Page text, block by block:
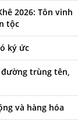
2026: Tôn vinh
tộc
ký ức
trùng tên,
và hàng hóa